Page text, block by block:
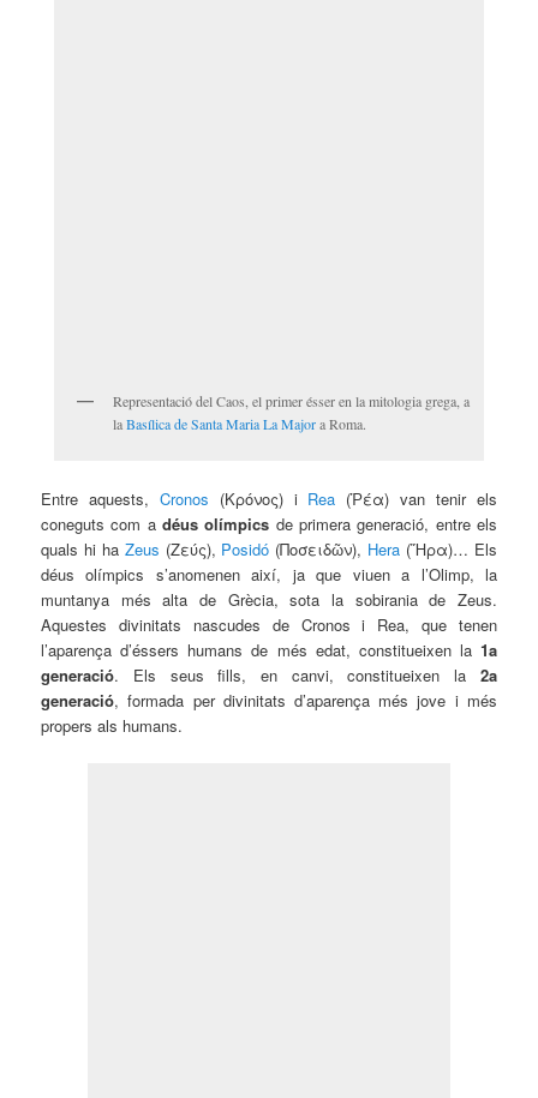
Representació del Caos, el primer ésser en la mitologia grega, a
laBasílica de Santa Maria La Majora Roma.
Entre aquests, Cronos (Κρόνος) i Rea (Ῥέα) van tenir els
coneguts com adéus olímpics de primera generació, entre els
quals hi ha Zeus (Ζεύς), Posidó (Ποσειδῶν), Hera (Ἥρα)… Els
déus olímpics s’anomenen així, ja que viuen a l’Olimp, la
muntanya més alta de Grècia, sota la sobirania de Zeus.
Aquestes divinitats nascudes de Cronos i Rea, que tenen
l’aparença d’éssers humans de més edat, constitueixen la 1a
generació. Els seus fills, en canvi, constitueixen la 2a
generació, formada per divinitats d’aparença més jove i més
propers als humans.